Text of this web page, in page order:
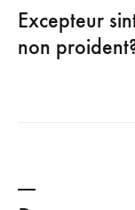
Excepteur
non